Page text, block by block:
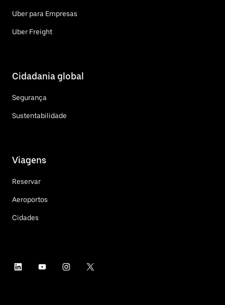
Uber para Empresas
Uber Freight
Cidadania global
Segurança
Sustentabilidade
Viagens
Reservar
Aeroportos
Cidades